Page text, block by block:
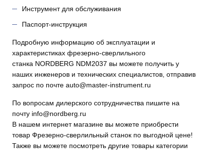
Инструмент для обслуживания
Паспорт-инструкция
Подробную информацию об эксплуатации и
характеристиках фрезерно-сверлильного
станка NORDBERG NDM2037 вы можете получить у
наших инженеров и технических специалистов, отправив
запрос по почте auto@master-instrument.ru
По вопросам дилерского сотрудничества пишите на
почту info@nordberg.ru
В нашем интернет магазине вы можете приобрести
товар Фрезерно-сверлильный станок по выгодной цене!
Также вы можете посмотреть другие товары категории